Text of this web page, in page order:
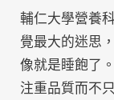
輔仁大學營養
覺最大的迷思
像就是睡飽了
注重品質而不